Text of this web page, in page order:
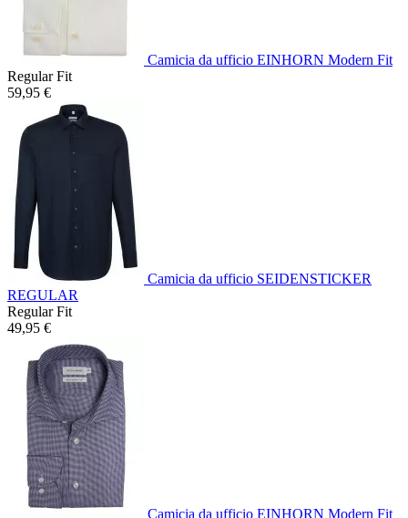
Camicia da ufficio EINHORN Modern Fit
Regular Fit
59,95 €
Camicia da ufficio SEIDENSTICKER
REGULAR
Regular Fit
49,95 €
Camicia da ufficio EINHORN Modern Fit